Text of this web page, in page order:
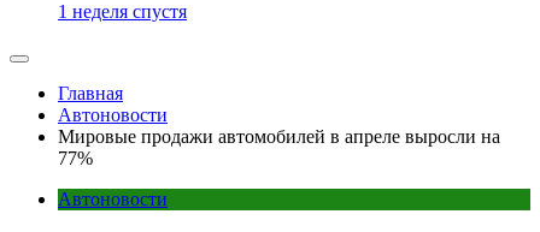
1 неделя спустя
Главная
Автоновости
Мировые продажи автомобилей в апреле выросли на
77%
Автоновости